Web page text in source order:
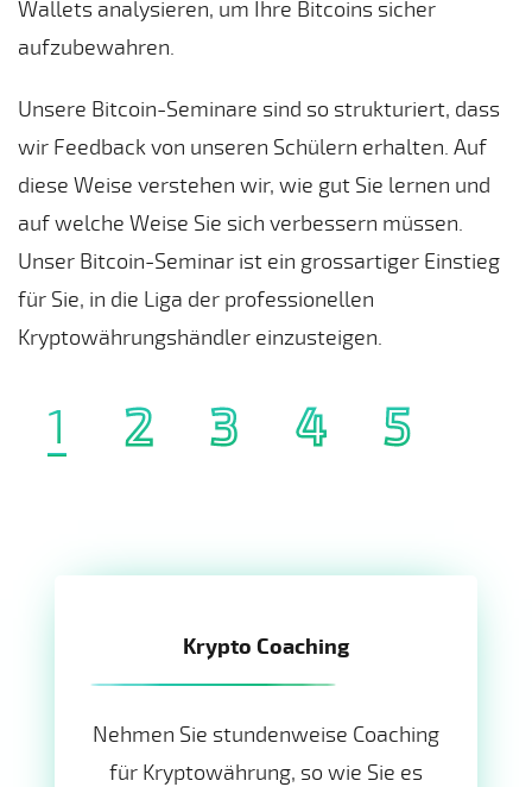
Wallets analysieren, um Ihre Bitcoins sicher
aufzubewahren.
Unsere Bitcoin-Seminare sind so strukturiert, dass
wir Feedback von unseren Schülern erhalten. Auf
diese Weise verstehen wir, wie gut Sie lernen und
auf welche Weise Sie sich verbessern müssen.
Unser Bitcoin-Seminar ist ein grossartiger Einstieg
für Sie, in die Liga der professionellen
Kryptowährungshändler einzusteigen.
1 2 3 4 5
Krypto Coaching
Nehmen Sie stundenweise Coaching
für Kryptowährung, so wie Sie es